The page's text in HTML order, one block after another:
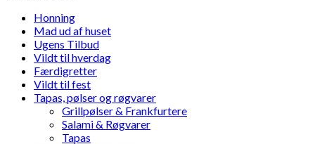
Honning
Mad ud af huset
Ugens Tilbud
Vildt til hverdag
Færdigretter
Vildt til fest
Tapas, pølser og røgvarer
Grillpølser & Frankfurtere
Salami & Røgvarer
Tapas